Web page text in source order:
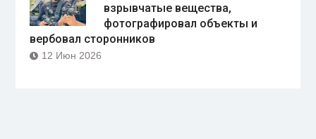
взрывчатые вещества,
фотографировал объекты и
вербовал сторонников
12 Июн 2026